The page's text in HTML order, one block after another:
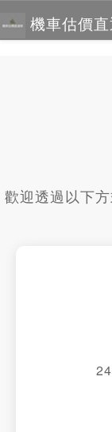
機車估價
歡迎透過以下